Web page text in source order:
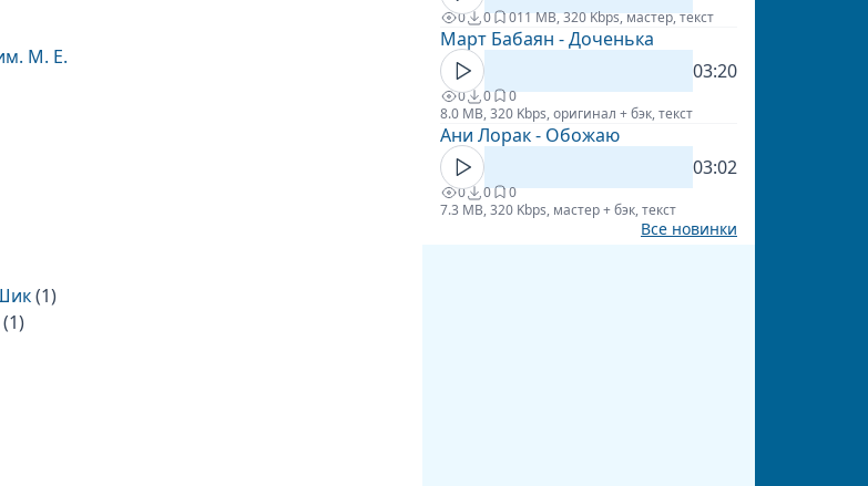
М. Е.
(1)
(1)
0 0 011 MB, 320 Kbps, мастер, текст
Март Бабаян - Доченька
03:20
0 0
0
8.0 MB, 320 Kbps, оригинал + бэк, текст
Ани Лорак - Обожаю
03:02
0 0
0
7.3 MB, 320 Kbps, мастер + бэк, текст
Все новинки